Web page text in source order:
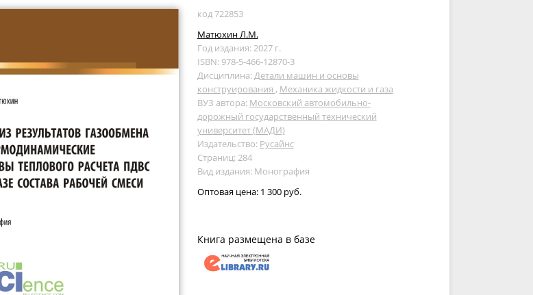
код 722853
Матюхин Л.М.
Год издания: 2027 г.
ISBN: 978-5-466-12870-3
Дисциплина:Детали машин и основы
конструирования , Механика жидкости и газа
ВУЗ автора: Московский автомобильно-
дорожный государственный технический
университет (МАДИ)
Издательство: Русайнс
Страниц: 284
Вид издания: Монография
Оптовая цена: 1 300 руб.
Книга размещена в базе